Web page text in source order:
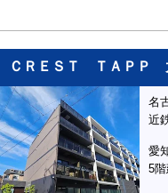
ＣＲＥＳＴ ＴＡＰＰ
名
近
愛
5